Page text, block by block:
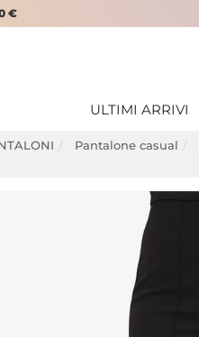
€
ULTIMI ARRIVI
Pantalone casual